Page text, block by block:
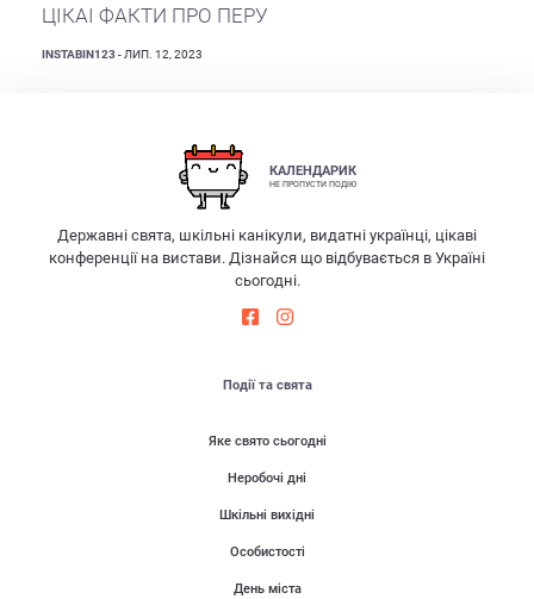
ЦІКАІ ФАКТИ ПРО ПЕРУ
INSTABIN123 - ЛИП. 12, 2023
КАЛЕНДАРИК
НЕ ПРОПУСТИ ПОДІЮ
Державні свята, шкільні канікули, видатні українці, цікаві
конференції на вистави. Дізнайся що відбувається в Україні
сьогодні.
Події та свята
Яке свято сьогодні
Неробочі дні
Шкільні вихідні
Особистості
День міста